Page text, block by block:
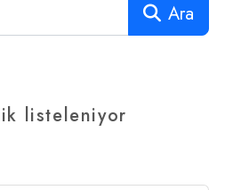
Ara
listeleniyor